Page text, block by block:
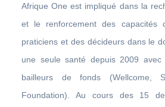
Afrique One est impliqué dans la
et le renforcement des capacités
praticiens et des décideurs dans le
une seule santé depuis 2009
bailleurs de fonds (Wellcome,
Foundation). Au cours des 15